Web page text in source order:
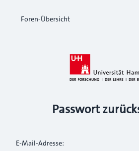
Foren-Übersicht
Passwort
E-Mail-Adresse: